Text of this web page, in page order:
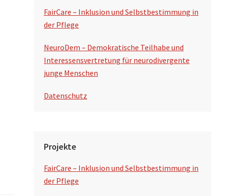
FairCare – Inklusion und Selbstbestimmung in
der Pflege
NeuroDem – Demokratische Teilhabe und
Interessensvertretung für neurodivergente
junge Menschen
Datenschutz
Projekte
FairCare – Inklusion und Selbstbestimmung in
der Pflege